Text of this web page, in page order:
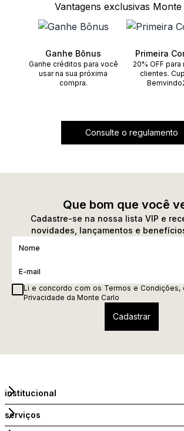
Vantagens exclusivas Monte
Ganhe Bônus
Ganhe créditos para você
usar na sua próxima
compra.
Primeira
20% OFF para
clientes.
Consulte o regulamento
Que bom que você
Cadastre-se na nossa lista VIP e
novidades, lançamentos e
Li e concordo com os Termos e Condições,
Privacidade da Monte Carlo
institucional
serviços